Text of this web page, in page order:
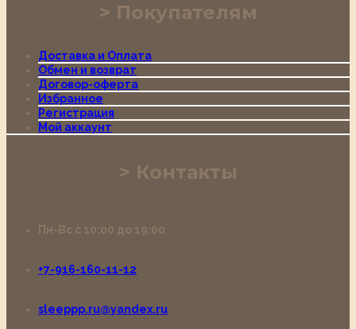
Покупателям
Доставка и Оплата
Обмен и возврат
Договор-оферта
Избранное
Регистрация
Мой аккаунт
Контакты
Пн-Вс с 10:00 до 19:00
+7-916-160-11-12
sleeppp.ru@yandex.ru